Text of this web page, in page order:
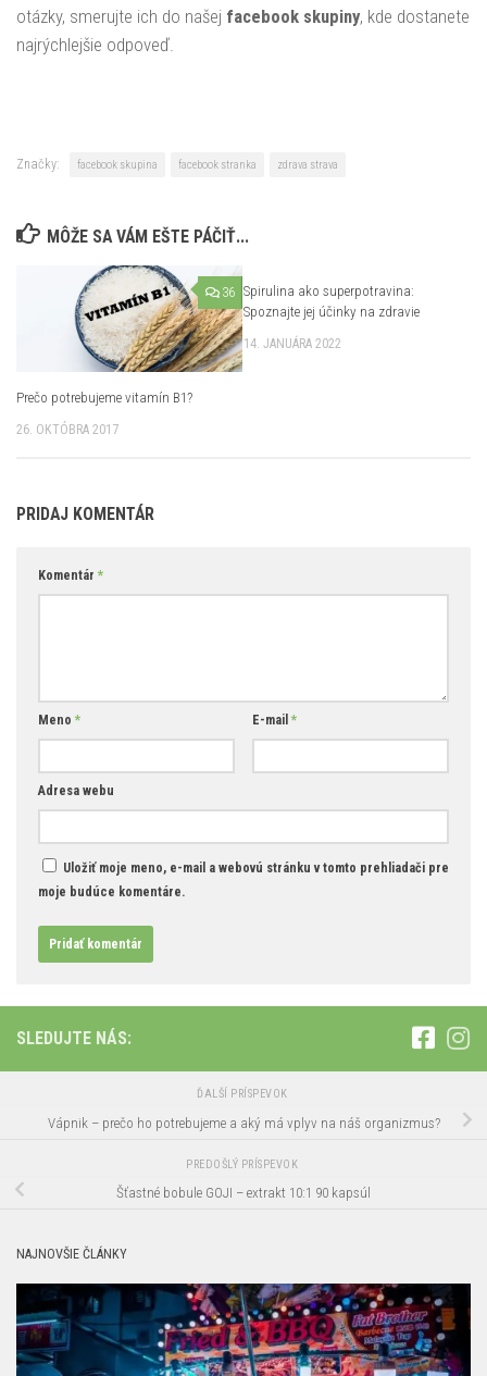
otázky, smerujte ich do našej facebook skupiny, kde dostanete
najrýchlejšie odpoveď.
Značky: facebook skupina facebook stranka zdrava strava
MÔŽE SA VÁM EŠTE PÁČIŤ...
36
Prečo potrebujeme vitamín B1?
26. OKTÓBRA 2017
Spirulina ako superpotravina:
Spoznajte jej účinky na zdravie
14. JANUÁRA 2022
PRIDAJ KOMENTÁR
Komentár *
Meno * E-mail *
Adresa webu
Uložiť moje meno, e-mail a webovú stránku v tomto prehliadači pre
moje budúce komentáre.
SLEDUJTE NÁS:
ĎALŠÍ PRÍSPEVOK
Vápnik – prečo ho potrebujeme a aký má vplyv na náš organizmus?
PREDOŠLÝ PRÍSPEVOK
Šťastné bobule GOJI – extrakt 10:1 90 kapsúl
NAJNOVŠIE ČLÁNKY